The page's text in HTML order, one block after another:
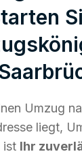
Umzug
liegt,
ist Ihr